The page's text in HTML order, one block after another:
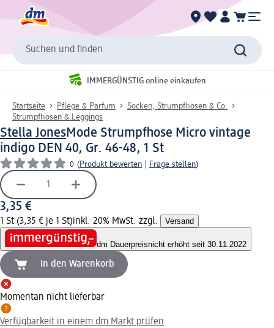
Suchen und finden
IMMERGÜNSTIG online einkaufen
Startseite Pflege & Parfum
Socken, Strumpfhosen & Co.
Strumpfhosen & Leggings
Stella JonesMode Strumpfhose Micro vintage
indigo DEN 40, Gr. 46-48, 1 St
0 (Produkt bewerten Frage stellen)
3,35 €
1 St (3,35 € je 1 St)inkl. 20% MwSt. zzgl. Versand
dm Dauerpreisnicht erhöht seit 30.11.2022
In den Warenkorb
Momentan nicht lieferbar
Verfügbarkeit in einem dm Markt prüfen